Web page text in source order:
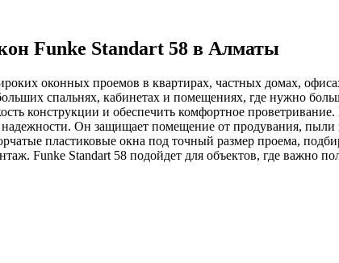
Funke Standart 58 в Алматы
оконных проемов в квартирах, частных домах,
спальнях, кабинетах и помещениях, где нужно
конструкции и обеспечить комфортное
Он защищает помещение от продувания,
пластиковые окна под точный размер проема,
Funke Standart 58 подойдет для объектов, где важно